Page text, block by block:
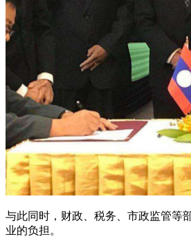
与此同时，财政、税务、市政监管等
业的负担。